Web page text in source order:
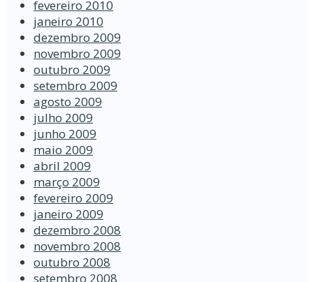
fevereiro 2010
janeiro 2010
dezembro 2009
novembro 2009
outubro 2009
setembro 2009
agosto 2009
julho 2009
junho 2009
maio 2009
abril 2009
março 2009
fevereiro 2009
janeiro 2009
dezembro 2008
novembro 2008
outubro 2008
setembro 2008